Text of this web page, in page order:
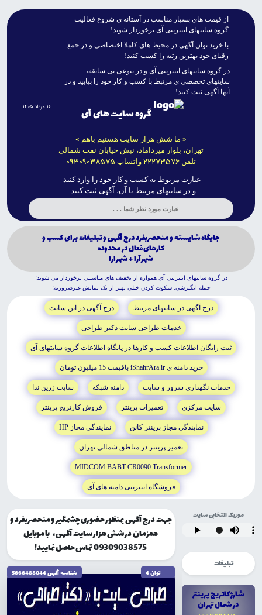
از قيمت هاى بسيار مناسب در آستانه ى شروع فعاليت
گروه سايتهاى اينترنتى آى برخوردار شويد!
با خريد توان آگهى در محيط هاى کاملا اختصاصى و در جمع
رقباى خود بهترين رتبه را کسب کنيد!
در گروه سايتهاى اينترنتى آى و در تنوعى بى سابقه،
سايتهاى تخصصى ى مرتبط با کسب و کار خود را بيابيد و در
آنها آگهى ثبت کنيد!
گروه سایت های آی
« ما شش هزار سایت هستیم باهم »
تهران، بلوار میرداماد، نبش خیابان نفت شمالی
تلفن 22273576 واتساپ 09309038575
۱۶ مرداد ۱۴۰۵
عبارت مربوط به کسب و کار خود را وارد کنید
و در سایتهای مرتبط با آن، آگهی ثبت کنید:
جايگاه شايسته و منحصربفرد درج آگهى و تبليغات براى كسب و
كارهاى فعال در محدوده
شهرآرا + شهرارا
در گروه سايتهاى اينترنتى آى همواره از تخفيف هاى مناسبتى برخوردار مى شويد!
جمله انگيزشى: سکوت کردن خيلى بهتر از يک نمايش غيرضروريه!
درج آگهى در سايتهاى مرتبط درج آگهى در اين سايت
خدمات طراحى سايت دکتر طراحى
ثبت رايگان اطلاعات کسب و کارها در پايگاه اطلاعات گروه سايتهاى آى
خريد دامنه ى iShahrAra.ir باقيمت 15 ميليون تومان
خدمات نگهدارى سرور و سايت دامنه شبکه سايت زرين ندا
سايت مرکزى تعميرات پرينتر فروش کارتريج پرينتر
نمايندگي مجاز پرينتر کانن نمايندگي مجاز HP
تعمير پرينتر در مناطق شمالى تهران
MIDCOM BABT CR0090 Transformer
فروشگاه اينترنتى دامنه هاى آى
موزیک انتخابی سایت
تبلیغات
شارژ کاتريج پرينتر
در شمال تهران
جهت درج آگهی بمنظور حضوری چشمگیر و منحصربفرد و
همزمان در شش هزار سایت آگهی، با موبایل
09309038575 تماس حاصل نمایید!
توان 4 شناسه آگهى 5666488044